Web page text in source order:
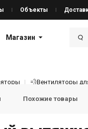
Объекты
Магазин
💨Вентиляторы
Похожие товары